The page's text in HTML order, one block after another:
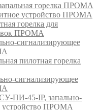
горелка ПРОМА
устройство ПРОМА
горелка для
ПРОМА
сигнализирующее
пилотная горелка
сигнализирующее
ПИ-45-IP, запально-
устройство ПРОМА